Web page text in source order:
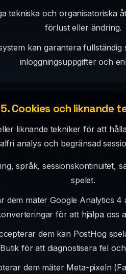
tekniska och organisatoriska
förlust eller ändring.
kan garantera
inloggningsuppgifter och
5. Cookies och liknande
liknande tekniker för att
analys och begränsad
språk, sessionskontinuitet,
spelet.
dem mäter Google Analytics
för att hjälpa oss
dem kan PostHog
för att diagnostisera fel
dem mäter Meta-pixeln